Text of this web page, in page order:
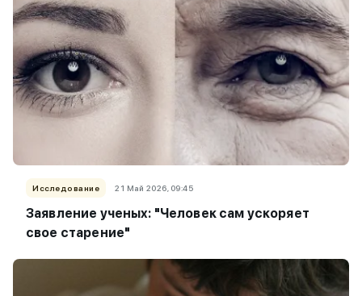
Исследование 21 Май 2026, 09:45
Заявление ученых: "Человек сам ускоряет
свое старение"